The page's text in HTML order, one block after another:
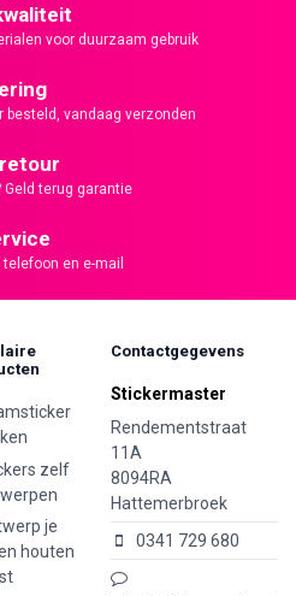
voor duurzaam gebruik
besteld, vandaag verzonden
Geld terug garantie
en e-mail
zelf
je
houten
Contactgegevens
Stickermaster
Rendementstraat
11A
8094RA
Hattemerbroek
0341 729 680